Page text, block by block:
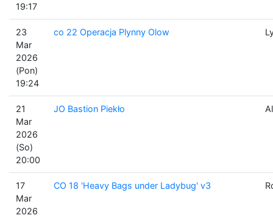
19:17
23
Mar
2026
(Pon)
19:24
co 22 Operacja Plynny Olow
21
Mar
2026
(So)
20:00
JO Bastion Piekło
17
Mar
2026
CO 18 'Heavy Bags under Ladybug' v3